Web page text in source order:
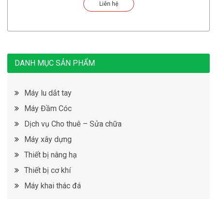
Liên hệ
DANH MỤC SẢN PHẨM
Máy lu dắt tay
Máy Đầm Cóc
Dịch vụ Cho thuê – Sửa chữa
Máy xây dựng
Thiết bị nâng hạ
Thiết bị cơ khí
Máy khai thác đá